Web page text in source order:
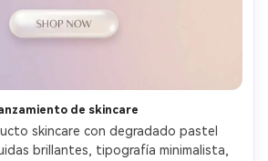
de skincare
skincare con degradado pastel
brillantes, tipografía minimalista,